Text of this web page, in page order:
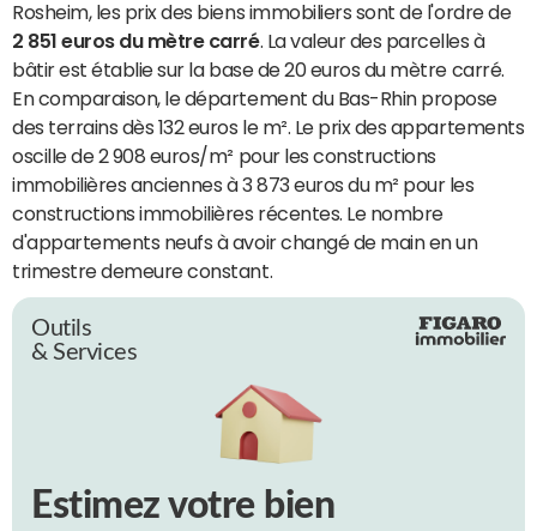
Rosheim, les prix des biens immobiliers sont de l'ordre de
2 851 euros du mètre carré. La valeur des parcelles à
bâtir est établie sur la base de 20 euros du mètre carré.
En comparaison, le département du Bas-Rhin propose
des terrains dès 132 euros le m². Le prix des appartements
oscille de 2 908 euros/m² pour les constructions
immobilières anciennes à 3 873 euros du m² pour les
constructions immobilières récentes. Le nombre
d'appartements neufs à avoir changé de main en un
trimestre demeure constant.
Outils
& Services
Estimez votre bien